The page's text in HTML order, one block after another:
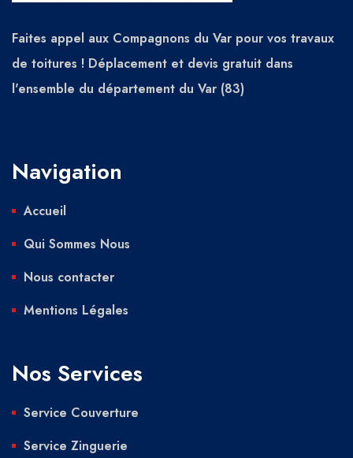
Faites appel aux Compagnons du Var pour vos travaux
de toitures ! Déplacement et devis gratuit dans
l'ensemble du département du Var (83)
Navigation
Accueil
Qui Sommes Nous
Nous contacter
Mentions Légales
Nos Services
Service Couverture
Service Zinguerie